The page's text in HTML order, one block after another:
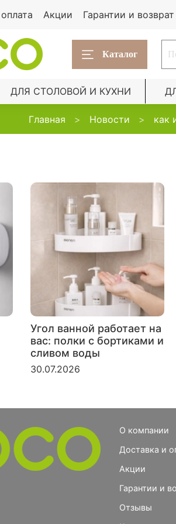
Акции Гарантии и возврат
Каталог
ДЛЯ СТОЛОВОЙ И КУХНИ
Главная Новости как
Угол ванной работает на
вас: полки с бортиками и
сливом воды
30.07.2026
О компании
Доставка и
Акции
Гарантии и
Отзывы